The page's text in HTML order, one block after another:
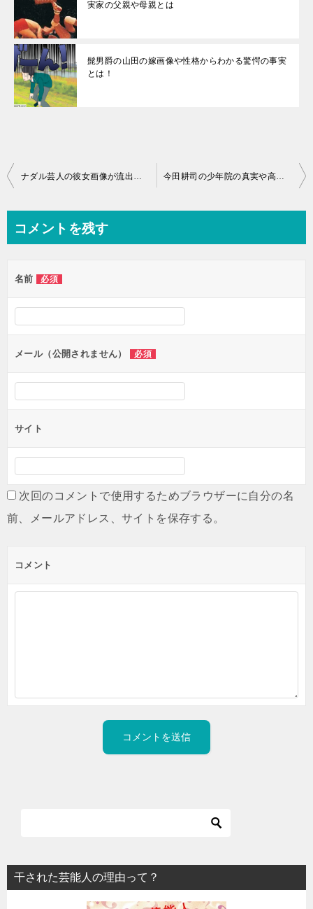
実家の父親や母親とは
髭男爵の山田の嫁画像や性格からわかる驚愕の事実
とは！
投
ビ
ー
シ
ン
ナダル芸人の彼女画像が流出も浮気疑惑や女好きで修羅場に？ 今田耕司の少年院の真実や高校や実家という過去には？
コメントを残す
名前 必須
メール（公開されません） 必須
サイト
次回のコメントで使用するためブラウザーに自分の名
前、メールアドレス、サイトを保存する。
コメント
干された芸能人の理由って？